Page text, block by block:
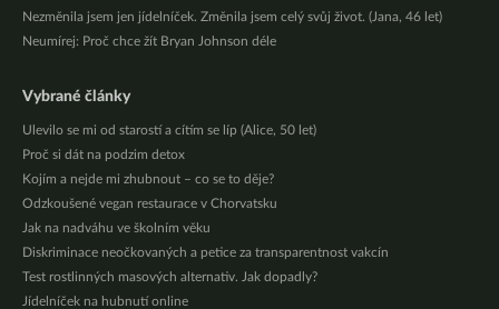
Nezměnila jsem jen jídelníček. Změnila jsem celý svůj život. (Jana, 46 let)
Neumírej: Proč chce žít Bryan Johnson déle
Vybrané články
Ulevilo se mi od starostí a cítím se líp (Alice, 50 let)
Proč si dát na podzim detox
Kojím a nejde mi zhubnout – co se to děje?
Odzkoušené vegan restaurace v Chorvatsku
Jak na nadváhu ve školním věku
Diskriminace neočkovaných a petice za transparentnost vakcín
Test rostlinných masových alternativ. Jak dopadly?
Jídelníček na hubnutí online